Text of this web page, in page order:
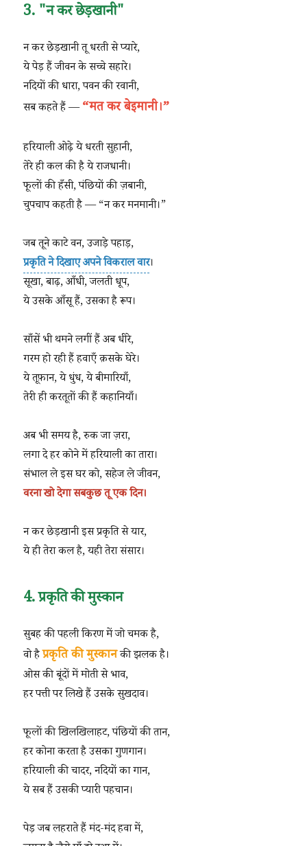
3. "न कर छेड़खानी"
न कर छेड़खानी तू धरती से प्यारे,
ये पेड़ हैं जीवन के सच्चे सहारे।
नदियों की धारा, पवन की रवानी,
सब कहते हैं —“मत कर बेइमानी।”
हरियाली ओढ़े ये धरती सुहानी,
तेरे ही कल की है ये राजधानी।
फूलों की हँसी, पंछियों की ज़बानी,
चुपचाप कहती है — “न कर मनमानी।”
जब तूने काटे वन, उजाड़े पहाड़,
प्रकृति ने दिखाए अपने विकराल वार।
सूखा, बाढ़, आँधी, जलती धूप,
ये उसके आँसू हैं, उसका है रूप।
साँसें भी थमने लगीं हैं अब धीरे,
गरम हो रही हैं हवाएँ क़सके घेरे।
ये तूफ़ान, ये धुंध, ये बीमारियाँ,
तेरी ही करतूतों की हैं कहानियाँ।
अब भी समय है, रुक जा ज़रा,
लगा दे हर कोने में हरियाली का तारा।
संभाल ले इस घर को, सहेज ले जीवन,
वरना खो देगा सबकुछ तू एक दिन।
न कर छेड़खानी इस प्रकृति से यार,
ये ही तेरा कल है, यही तेरा संसार।
4. प्रकृति की मुस्कान
सुबह की पहली किरण में जो चमक है,
वो हैप्रकृति की मुस्कानकी झलक है।
ओस की बूंदों में मोती से भाव,
हर पत्ती पर लिखे हैं उसके सुखदाव।
फूलों की खिलखिलाहट, पंछियों की तान,
हर कोना करता है उसका गुणगान।
हरियाली की चादर, नदियों का गान,
ये सब हैं उसकी प्यारी पहचान।
पेड़ जब लहराते हैं मंद-मंद हवा में,